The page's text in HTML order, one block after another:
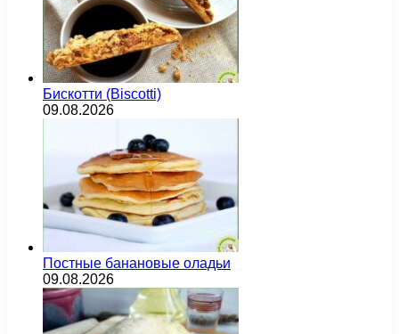
Бискотти (Biscotti)
09.08.2026
Постные банановые оладьи
09.08.2026